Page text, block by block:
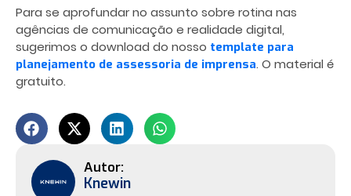
Para se aprofundar no assunto sobre rotina nas
agências de comunicação e realidade digital,
sugerimos o download do nosso template para
planejamento de assessoria de imprensa. O material é
gratuito.
Knewin